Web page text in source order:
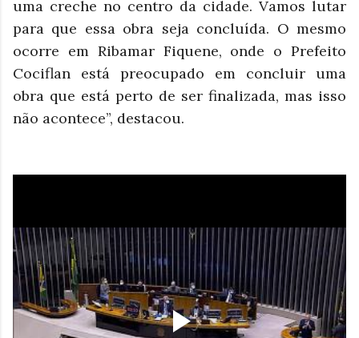
uma creche no centro da cidade. Vamos lutar
para que essa obra seja concluída. O mesmo
ocorre em Ribamar Fiquene, onde o Prefeito
Cociflan está preocupado em concluir uma
obra que está perto de ser finalizada, mas isso
não acontece”, destacou.